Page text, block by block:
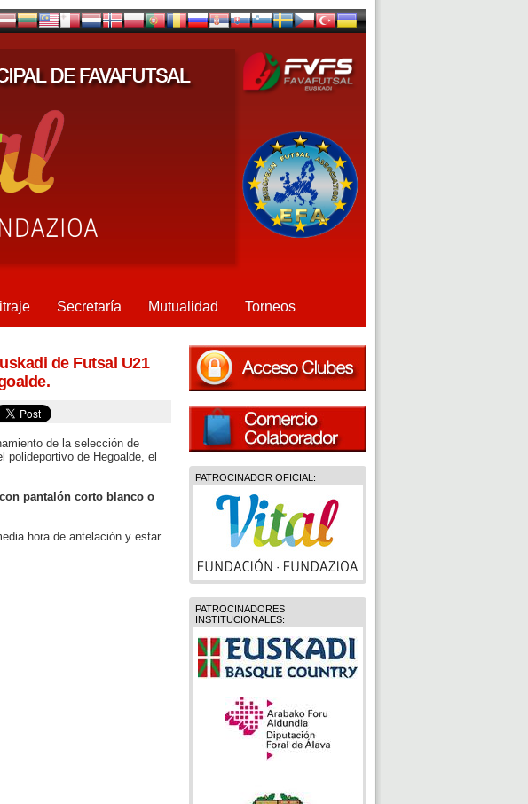
Secretaría Mutualidad Torneos
PATROCINADOR OFICIAL:
PATROCINADORES
INSTITUCIONALES:
de Futsal U21
de la selección de
polideportivo de Hegoalde, el
pantalón corto blanco o
hora de antelación y estar